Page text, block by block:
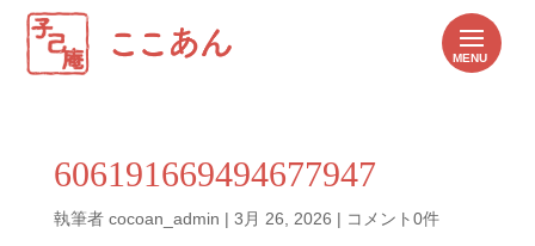
606191669494677947
執筆者 cocoan_admin | 3月 26, 2026 | コメント0件